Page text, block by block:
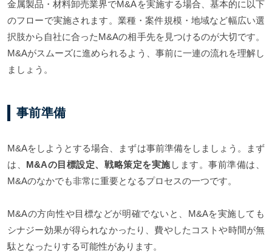
金属製品・材料卸売業界でM&Aを実施する場合、基本的に以下
のフローで実施されます。業種・案件規模・地域など幅広い選
択肢から自社に合ったM&Aの相手先を見つけるのが大切です。
M&Aがスムーズに進められるよう、事前に一連の流れを理解し
ましょう。
事前準備
M&Aをしようとする場合、まずは事前準備をしましょう。まず
は、 M&Aの目標設定、戦略策定を実施します。事前準備は、
M&Aのなかでも非常に重要となるプロセスの一つです。
M&Aの方向性や目標などが明確でないと、M&Aを実施しても
シナジー効果が得られなかったり、費やしたコストや時間が無
駄となったりする可能性があります。